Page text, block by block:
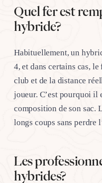
Quel fer est
hybride?
Habituellement, un
4, et dans certains cas,
club et de la distance
joueur. C’est pourquoi il
composition de son sac.
longs coups sans perdre
Les
hybrides?